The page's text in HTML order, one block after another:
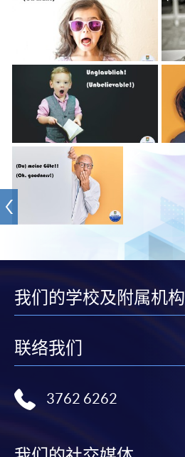
我们的学校及附属机构
联络我们
3762 6262